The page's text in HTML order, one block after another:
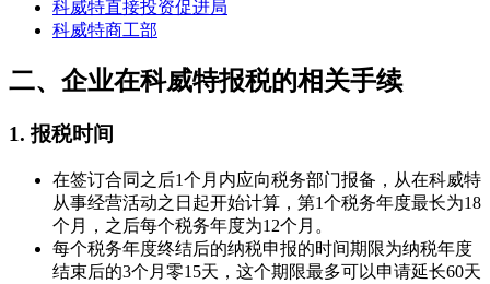
科威特直接投资促进局
科威特商工部
二、企业在科威特报税的相关手续
1. 报税时间
在签订合同之后1个月内应向税务部门报备，从在科威特
从事经营活动之日起开始计算，第1个税务年度最长为18
个月，之后每个税务年度为12个月。
每个税务年度终结后的纳税申报的时间期限为纳税年度
结束后的3个月零15天，这个期限最多可以申请延长60天